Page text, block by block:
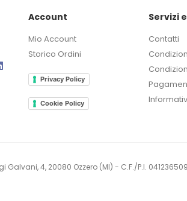
Account
Mio Account
Storico Ordini
Privacy Policy
Cookie Policy
Servizi
Contatti
Galvani, 4, 20080 Ozzero (MI) - C.F./P.I.